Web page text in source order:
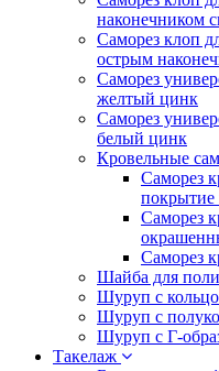
наконечником
Саморез клоп
острым
Саморез
желтый цинк
Саморез
белый цинк
Кровельные
Саморез
Саморез
Саморез
Шайба для
Шуруп с
Шуруп с
Шуруп с Г-
Такелаж